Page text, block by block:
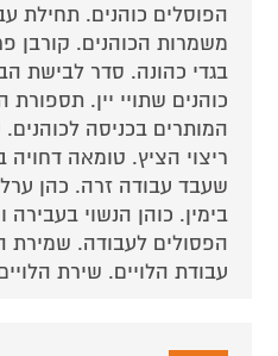
הפוסלים כוהנים. תחילת
משמרות הכוהנים. קורבן
בגדי כהונה. סדר לבישת
כוהנים שתויי יין.
המותרים בכניסה
ריצוי הציץ. טומאה דחויה
שעבד עבודה זרה. כהן
בימין. כוהן הנשוי
הפסולים לעבודה. שמירת
עבודת הלויים. שירת